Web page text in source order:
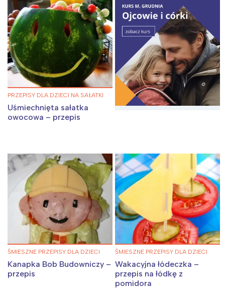
PRZEPISY DLA DZIECI NA SAŁATKI
Uśmiechnięta sałatka
owocowa – przepis
ŚMIESZNE PRZEPISY DLA DZIECI
Kanapka Bob Budowniczy –
przepis
ŚMIESZNE PRZEPISY DLA DZIECI
Wakacyjna łódeczka –
przepis na łódkę z
pomidora